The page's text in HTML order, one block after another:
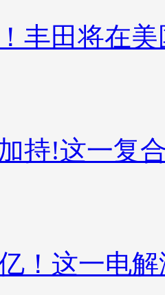
丰田将在
持!这一复
！这一电